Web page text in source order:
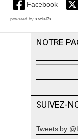
Facebook
powered by social2s
NOTRE
SUIVEZ-
Tweets by